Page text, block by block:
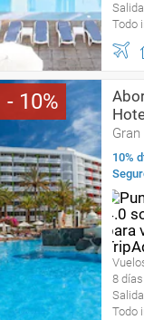
Todo
10
10%
8
Todo